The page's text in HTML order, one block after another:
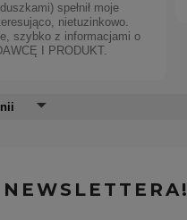
spełnił moje
nietuzinkowo.
szybko z informacjami o
I PRODUKT.